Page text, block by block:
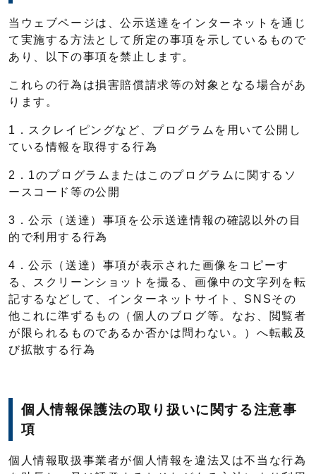
当ウェブページは、公示送達をインターネットを通じ
て実施する方法として所定の事項を示しているもので
あり、以下の事項を禁止します。
これらの行為は損害賠償請求等の対象となる場合があ
ります。
1．スクレイピングなど、プログラムを用いて公開し
ている情報を取得する行為
2．1のプログラムまたはこのプログラムに関するソ
ースコード等の公開
3．公示（送達）事項を公示送達情報の確認以外の目
的で利用する行為
4．公示（送達）事項が表示された画像をコピーす
る、スクリーンショットを撮る、画像中の文字列を転
記するなどして、インターネットサイト、SNSその
他これに準ずるもの（個人のブログ等。なお、閲覧者
が限られるものであるか否かは問わない。）へ転載及
び拡散する行為
個人情報保護法の取り扱いに関する注意事
項
個人情報取扱事業者が個人情報を違法又は不当な行為